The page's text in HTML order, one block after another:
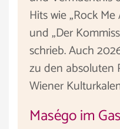
Hits wie „Rock Me
und „Der
schrieb. Auch
zu den absoluten
Wiener
Maségo im